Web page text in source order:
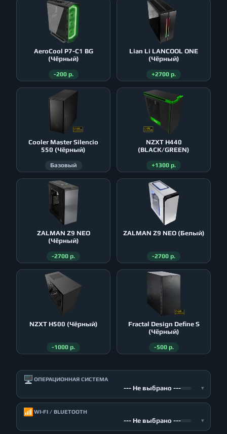
AeroСool P7-C1 BG
(Чёрный)
-200 р.
Lian Li LANCOOL ONE
(Чёрный)
+2700 р.
Cooler Master Silencio
550 (Чёрный)
Базовый
NZXT H440
(BLACK/GREEN)
+1300 р.
ZALMAN Z9 NEO
(Чёрный)
-2700 р.
ZALMAN Z9 NEO (Белый)
-2700 р.
NZXT H500 (Чёрный)
-1000 р.
Fractal Design Define S
(Чёрный)
-500 р.
🖥️ ОПЕРАЦИОННАЯ СИСТЕМА
--- Не выбрано --- ▾
📶 WI-FI / BLUETOOTH
--- Не выбрано --- ▾